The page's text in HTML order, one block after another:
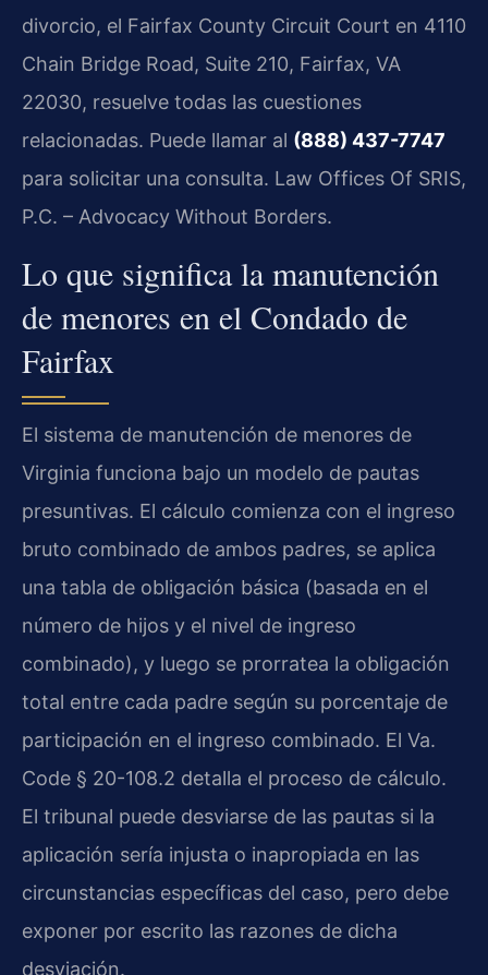
divorcio, el Fairfax County Circuit Court en 4110
Chain Bridge Road, Suite 210, Fairfax, VA
22030, resuelve todas las cuestiones
relacionadas. Puede llamar al (888) 437-7747
para solicitar una consulta. Law Offices Of SRIS,
P.C. – Advocacy Without Borders.
Lo que significa la manutención
de menores en el Condado de
Fairfax
El sistema de manutención de menores de
Virginia funciona bajo un modelo de pautas
presuntivas. El cálculo comienza con el ingreso
bruto combinado de ambos padres, se aplica
una tabla de obligación básica (basada en el
número de hijos y el nivel de ingreso
combinado), y luego se prorratea la obligación
total entre cada padre según su porcentaje de
participación en el ingreso combinado. El Va.
Code § 20-108.2 detalla el proceso de cálculo.
El tribunal puede desviarse de las pautas si la
aplicación sería injusta o inapropiada en las
circunstancias específicas del caso, pero debe
exponer por escrito las razones de dicha
desviación.